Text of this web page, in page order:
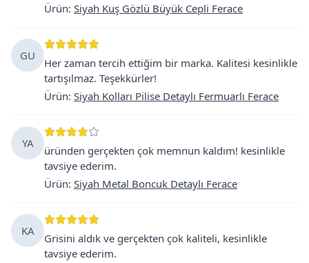
Ürün: Siyah Kuş Gözlü Büyük Cepli Ferace
GU
Her zaman tercih ettiğim bir marka. Kalitesi kesinlikle
tartışılmaz. Teşekkürler!
Ürün: Siyah Kolları Pilise Detaylı Fermuarlı Ferace
YA
üründen gerçekten çok memnun kaldım! kesinlikle
tavsiye ederim.
Ürün: Siyah Metal Boncuk Detaylı Ferace
KA
Grisini aldık ve gerçekten çok kaliteli, kesinlikle
tavsiye ederim.